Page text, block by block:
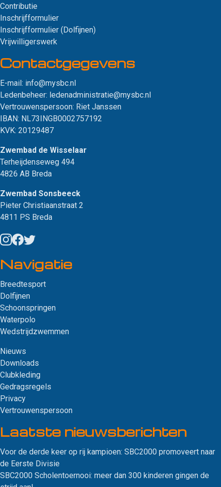
Contributie
Inschrijfformulier
Inschrijfformulier (Dolfijnen)
Vrijwilligerswerk
Contact­gegevens
E-mail: info@mysbc.nl
Ledenbeheer: ledenadministratie@mysbc.nl
Vertrouwenspersoon: Riet Janssen
IBAN: NL73INGB0002757192
KVK: 20129487
Zwembad de Wisselaar
Terheijdenseweg 494
4826 AB Breda
Zwembad Sonsbeeck
Pieter Christiaanstraat 2
4811 PS Breda
Navigatie
Breedtesport
Dolfijnen
Schoonspringen
Waterpolo
Wedstrijdzwemmen
Nieuws
Downloads
Clubkleding
Gedragsregels
Privacy
Vertrouwenspersoon
Laatste nieuws­berichten
Voor de derde keer op rij kampioen: SBC2000 promoveert naar
de Eerste Divisie
SBC2000 Scholentoernooi: meer dan 300 kinderen gingen de